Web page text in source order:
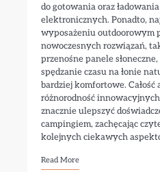
do gotowania oraz
elektronicznych. Ponadto,
wyposażeniu outdoorowym
nowoczesnych rozwiązań,
przenośne panele
spędzanie czasu na łonie
bardziej komfortowe.
różnorodność
znacznie ulepszyć
campingiem, zachęcając
kolejnych ciekawych
Read More